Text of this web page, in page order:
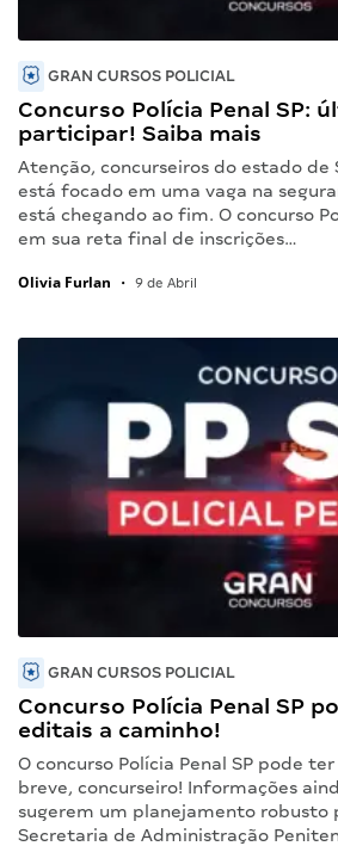
GRAN CURSOS POLICIAL
Concurso Polícia Penal SP:
participar! Saiba mais
Atenção, concurseiros do estado de
está focado em uma vaga na
está chegando ao fim. O concurso
em sua reta final de inscrições…
Olivia Furlan • 9 de Abril
GRAN CURSOS POLICIAL
Concurso Polícia Penal SP
editais a caminho!
O concurso Polícia Penal SP pode
breve, concurseiro! Informações
sugerem um planejamento robusto
Secretaria de Administração